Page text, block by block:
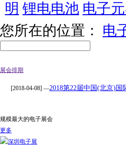
明 锂电电池 电子
您所在的位置： 电
展会排期
[2018-04-08] —2018第22届中国(北京)国
规模最大的电子展会
更多